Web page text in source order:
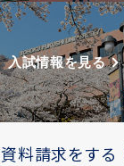
入試情報を見る
資料請求をする